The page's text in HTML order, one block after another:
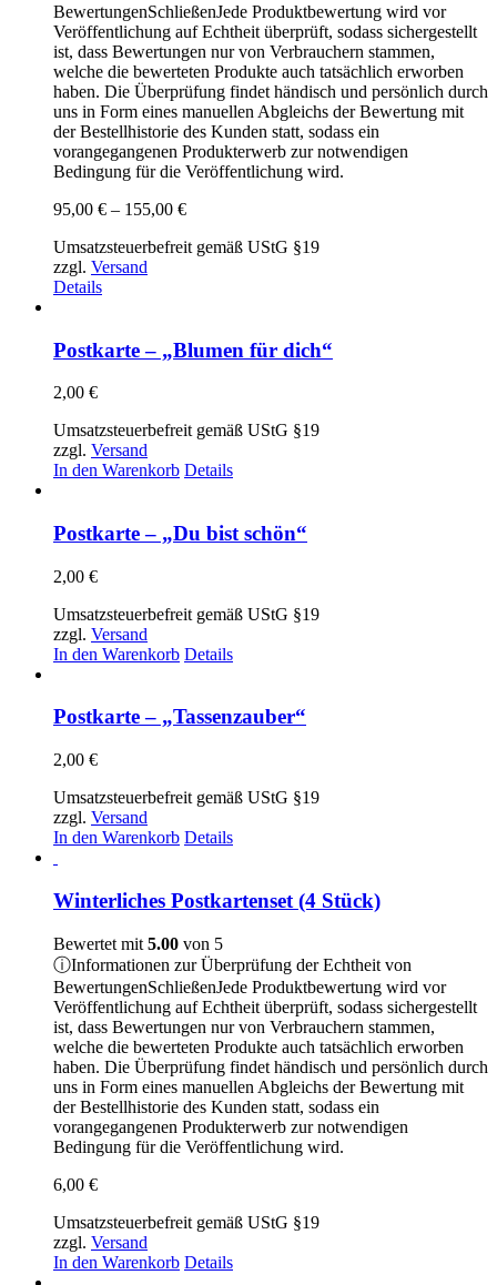
BewertungenSchließenJede Produktbewertung wird vor
Veröffentlichung auf Echtheit überprüft, sodass sichergestellt
ist, dass Bewertungen nur von Verbrauchern stammen,
welche die bewerteten Produkte auch tatsächlich erworben
haben. Die Überprüfung findet händisch und persönlich durch
uns in Form eines manuellen Abgleichs der Bewertung mit
der Bestellhistorie des Kunden statt, sodass ein
vorangegangenen Produkterwerb zur notwendigen
Bedingung für die Veröffentlichung wird.
95,00 € – 155,00 €Preisspanne:
bis
Umsatzsteuerbefreit gemäß UStG §19
zzgl. Versand
Details
Postkarte – „Blumen für dich“
2,00 €
Umsatzsteuerbefreit gemäß UStG §19
zzgl. Versand
In den Warenkorb Details
Postkarte – „Du bist schön“
2,00 €
Umsatzsteuerbefreit gemäß UStG §19
zzgl. Versand
In den Warenkorb Details
Postkarte – „Tassenzauber“
2,00 €
Umsatzsteuerbefreit gemäß UStG §19
zzgl. Versand
In den Warenkorb Details
Winterliches Postkartenset (4 Stück)
Bewertet mit 5.00 von 5
ⓘInformationen zur Überprüfung der Echtheit von
BewertungenSchließenJede Produktbewertung wird vor
Veröffentlichung auf Echtheit überprüft, sodass sichergestellt
ist, dass Bewertungen nur von Verbrauchern stammen,
welche die bewerteten Produkte auch tatsächlich erworben
haben. Die Überprüfung findet händisch und persönlich durch
uns in Form eines manuellen Abgleichs der Bewertung mit
der Bestellhistorie des Kunden statt, sodass ein
vorangegangenen Produkterwerb zur notwendigen
Bedingung für die Veröffentlichung wird.
6,00 €
Umsatzsteuerbefreit gemäß UStG §19
zzgl. Versand
In den Warenkorb Details